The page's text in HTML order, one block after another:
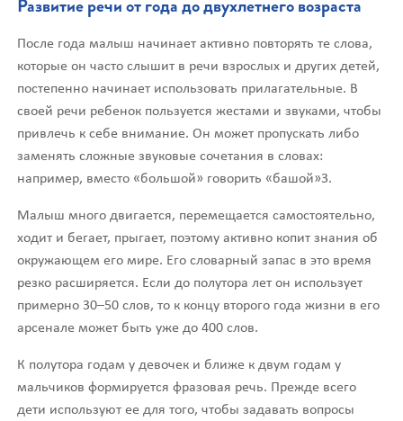
Развитие речи от года до двухлетнего возраста
После года малыш начинает активно повторять те слова,
которые он часто слышит в речи взрослых и других детей,
постепенно начинает использовать прилагательные. В
своей речи ребенок пользуется жестами и звуками, чтобы
привлечь к себе внимание. Он может пропускать либо
заменять сложные звуковые сочетания в словах:
например, вместо «большой» говорить «башой»3.
Малыш много двигается, перемещается самостоятельно,
ходит и бегает, прыгает, поэтому активно копит знания об
окружающем его мире. Его словарный запас в это время
резко расширяется. Если до полутора лет он использует
примерно 30–50 слов, то к концу второго года жизни в его
арсенале может быть уже до 400 слов.
К полутора годам у девочек и ближе к двум годам у
мальчиков формируется фразовая речь. Прежде всего
дети используют ее для того, чтобы задавать вопросы